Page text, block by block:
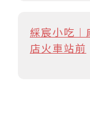
綵宸小吃
店火車站前